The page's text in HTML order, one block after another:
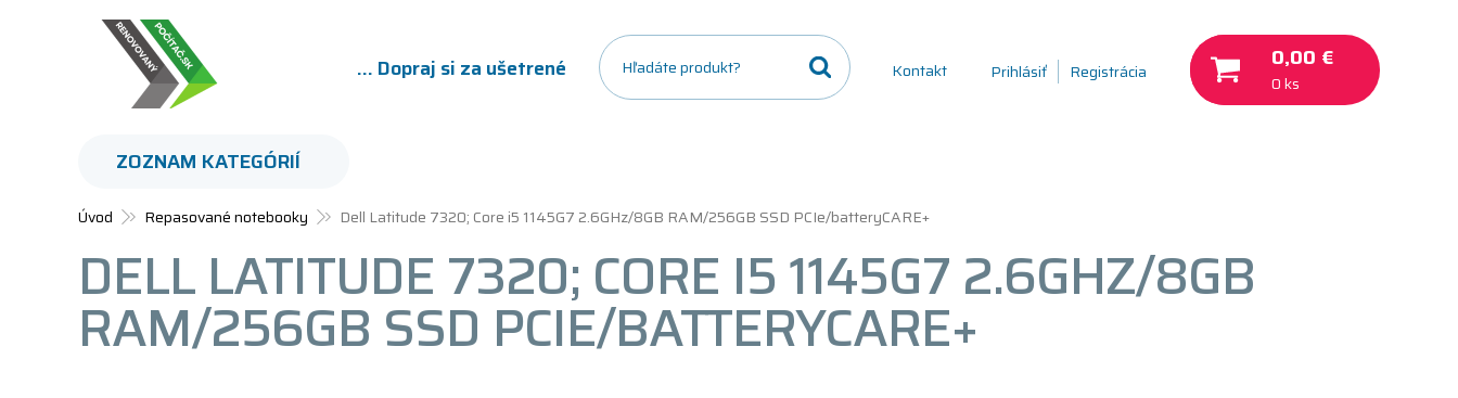
... Dopraj si za ušetrené Prihlásiť Registrácia 0,00 €
0 ks
Kontakt
Úvod Repasované notebooky Dell Latitude 7320; Core i5 1145G7 2.6GHz/8GB RAM/256GB SSD PCIe/batteryCARE+
DELL LATITUDE 7320; CORE I5 1145G7 2.6GHZ/8GB
RAM/256GB SSD PCIE/BATTERYCARE+
ZOZNAM KATEGÓRIÍ